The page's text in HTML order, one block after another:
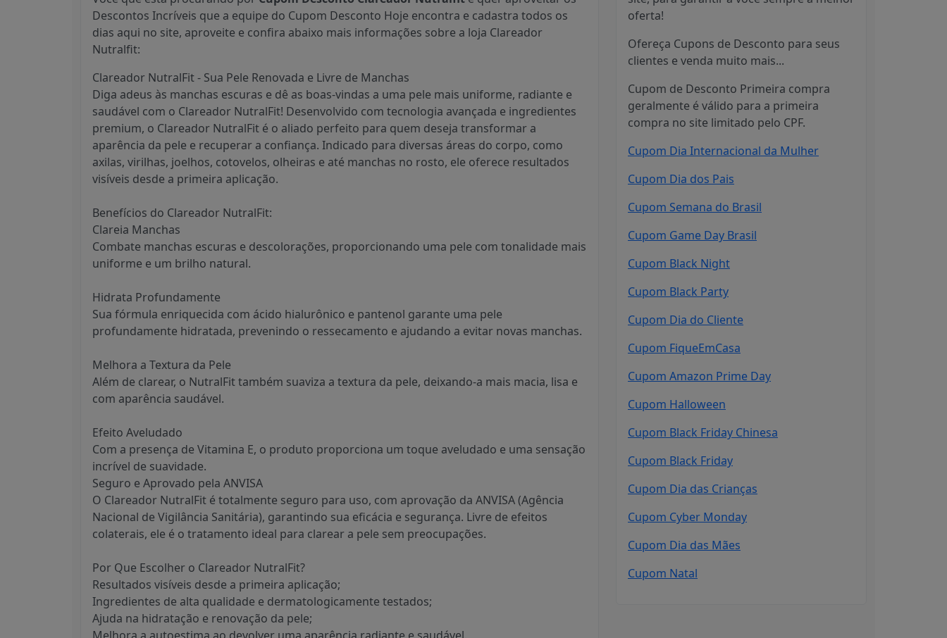
Descontos Incríveis que a equipe do Cupom Desconto Hoje encontra e cadastra todos os
dias aqui no site, aproveite e confira abaixo mais informações sobre a loja Clareador
Nutralfit:
Clareador NutralFit - Sua Pele Renovada e Livre de Manchas
Diga adeus às manchas escuras e dê as boas-vindas a uma pele mais uniforme, radiante e
saudável com o Clareador NutralFit! Desenvolvido com tecnologia avançada e ingredientes
premium, o Clareador NutralFit é o aliado perfeito para quem deseja transformar a
aparência da pele e recuperar a confiança. Indicado para diversas áreas do corpo, como
axilas, virilhas, joelhos, cotovelos, olheiras e até manchas no rosto, ele oferece resultados
visíveis desde a primeira aplicação.
Benefícios do Clareador NutralFit:
Clareia Manchas
Combate manchas escuras e descolorações, proporcionando uma pele com tonalidade mais
uniforme e um brilho natural.
Hidrata Profundamente
Sua fórmula enriquecida com ácido hialurônico e pantenol garante uma pele
profundamente hidratada, prevenindo o ressecamento e ajudando a evitar novas manchas.
Melhora a Textura da Pele
Além de clarear, o NutralFit também suaviza a textura da pele, deixando-a mais macia, lisa e
com aparência saudável.
Efeito Aveludado
Com a presença de Vitamina E, o produto proporciona um toque aveludado e uma sensação
incrível de suavidade.
Seguro e Aprovado pela ANVISA
O Clareador NutralFit é totalmente seguro para uso, com aprovação da ANVISA (Agência
Nacional de Vigilância Sanitária), garantindo sua eficácia e segurança. Livre de efeitos
colaterais, ele é o tratamento ideal para clarear a pele sem preocupações.
Por Que Escolher o Clareador NutralFit?
Resultados visíveis desde a primeira aplicação;
Ingredientes de alta qualidade e dermatologicamente testados;
Ajuda na hidratação e renovação da pele;
Melhora a autoestima ao devolver uma aparência radiante e saudável.
oferta!
Ofereça Cupons de Desconto para seus
clientes e venda muito mais...
Cupom de Desconto Primeira compra
geralmente é válido para a primeira
compra no site limitado pelo CPF.
Cupom Dia Internacional da Mulher
Cupom Dia dos Pais
Cupom Semana do Brasil
Cupom Game Day Brasil
Cupom Black Night
Cupom Black Party
Cupom Dia do Cliente
Cupom FiqueEmCasa
Cupom Amazon Prime Day
Cupom Halloween
Cupom Black Friday Chinesa
Cupom Black Friday
Cupom Dia das Crianças
Cupom Cyber Monday
Cupom Dia das Mães
Cupom Natal